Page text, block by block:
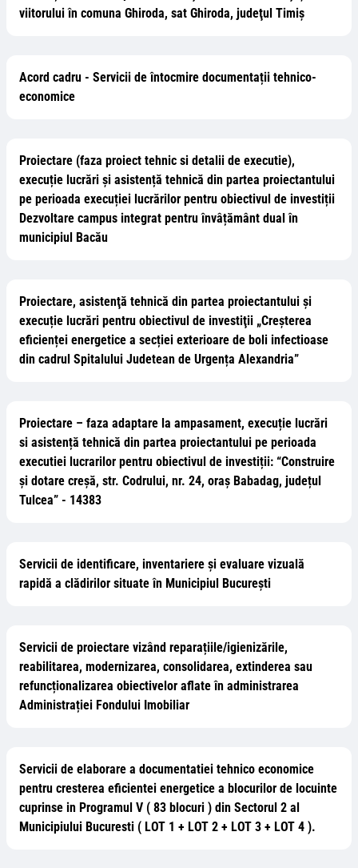
viitorului în comuna Ghiroda, sat Ghiroda, judeţul Timiş
Acord cadru - Servicii de întocmire documentații tehnico-
economice
Proiectare (faza proiect tehnic si detalii de executie),
execuție lucrări și asistență tehnică din partea proiectantului
pe perioada execuției lucrărilor pentru obiectivul de investiții
Dezvoltare campus integrat pentru învâțământ dual în
municipiul Bacău
Proiectare, asistenţă tehnică din partea proiectantului și
execuție lucrări pentru obiectivul de investiţii „Creșterea
eficienței energetice a secției exterioare de boli infectioase
din cadrul Spitalului Judetean de Urgența Alexandria”
Proiectare – faza adaptare la ampasament, execuție lucrări
si asistență tehnică din partea proiectantului pe perioada
executiei lucrarilor pentru obiectivul de investiții: “Construire
și dotare creșă, str. Codrului, nr. 24, oraș Babadag, județul
Tulcea” - 14383
Servicii de identificare, inventariere și evaluare vizuală
rapidă a clădirilor situate în Municipiul București
Servicii de proiectare vizând reparațiile/igienizările,
reabilitarea, modernizarea, consolidarea, extinderea sau
refuncționalizarea obiectivelor aflate în administrarea
Administrației Fondului Imobiliar
Servicii de elaborare a documentatiei tehnico economice
pentru cresterea eficientei energetice a blocurilor de locuinte
cuprinse in Programul V ( 83 blocuri ) din Sectorul 2 al
Municipiului Bucuresti ( LOT 1 + LOT 2 + LOT 3 + LOT 4 ).